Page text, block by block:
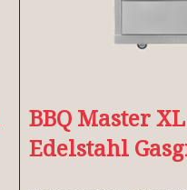
BBQ Master
Edelstahl